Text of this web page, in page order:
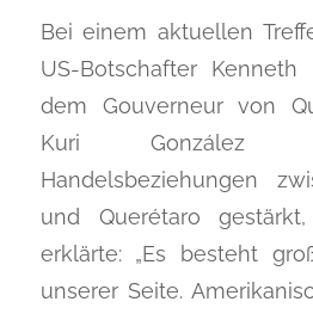
Bei einem aktuellen
US-Botschafter
dem Gouverneur von
Kuri González
Handelsbeziehungen
und Querétaro
erklärte: „Es besteht
unserer Seite.